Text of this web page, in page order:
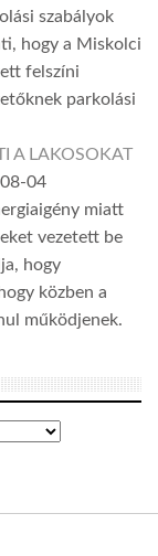
szabályok
hogy a Miskolci
felszíni
parkolási
A LAKOSOKAT
04
miatt
vezetett be
hogy
közben a
működjenek.